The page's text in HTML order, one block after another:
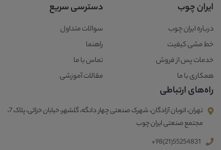
ایران چوب
درباره ایران چوب
خط مشی کیفیت
خدمات پس از فروش
همکاری با ما
دسترسی سریع
سوالات متداول
راهنما
تماس با ما
مقالات آموزشی
راه‌های ارتباطی
تهران، اتوبان آزادگان، شهرک صنعتی چهار دانگه، گلشهر، خیابان خزائی، پلاک 7،
مجتمع صنعتی ایران چوب
+98(21)55254831